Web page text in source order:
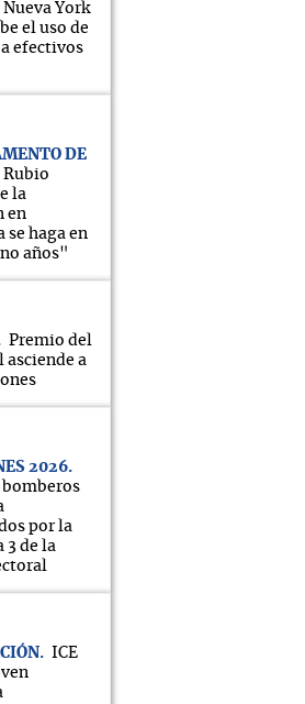
York
el uso de
efectivos
DE
Rubio
la
en
se haga en
años"
Premio del
asciende a
2026
por la
3 de la
ICE